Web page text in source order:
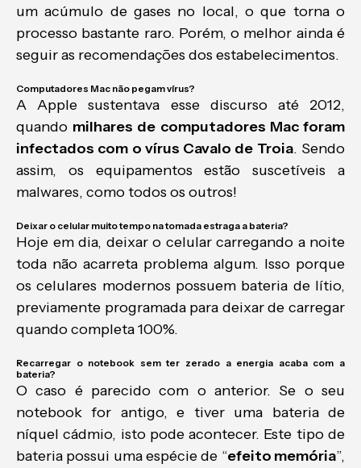
um acúmulo de gases no local, o que torna o
processo bastante raro. Porém, o melhor ainda é
seguir as recomendações dos estabelecimentos.
Computadores Mac não pegam vírus?
A Apple sustentava esse discurso até 2012,
quando milhares de computadores Mac foram
infectados com o vírus Cavalo de Troia. Sendo
assim, os equipamentos estão suscetíveis a
malwares, como todos os outros!
Deixar o celular muito tempo na tomada estraga a bateria?
Hoje em dia, deixar o celular carregando a noite
toda não acarreta problema algum. Isso porque
os celulares modernos possuem bateria de lítio,
previamente programada para deixar de carregar
quando completa 100%.
Recarregar o notebook sem ter zerado a energia acaba com a
bateria?
O caso é parecido com o anterior. Se o seu
notebook for antigo, e tiver uma bateria de
níquel cádmio, isto pode acontecer. Este tipo de
bateria possui uma espécie de “efeito memória”,